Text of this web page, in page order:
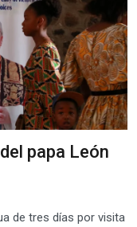
papa León
de tres días por visita